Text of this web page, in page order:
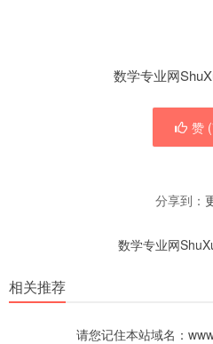
数学专业网
赞 (
分享到：
数学专业网
相关推荐
请您记住本站域名：